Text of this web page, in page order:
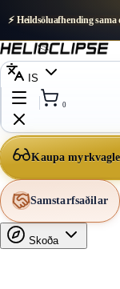
⚡ Heildsöluafhending
IS
0
Kaupa
Samstarfsaðilar
Skoða